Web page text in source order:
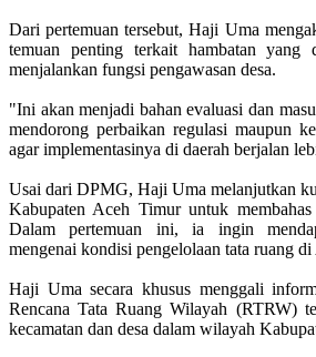
Dari pertemuan tersebut, Haji Uma
temuan penting terkait hambatan yang
menjalankan fungsi pengawasan desa.
"Ini akan menjadi bahan evaluasi dan
mendorong perbaikan regulasi maupun
agar implementasinya di daerah berjalan
Usai dari DPMG, Haji Uma melanjutkan
Kabupaten Aceh Timur untuk
Dalam pertemuan ini, ia ingin
mengenai kondisi pengelolaan tata ruang
Haji Uma secara khusus menggali
Rencana Tata Ruang Wilayah (RTRW)
kecamatan dan desa dalam wilayah